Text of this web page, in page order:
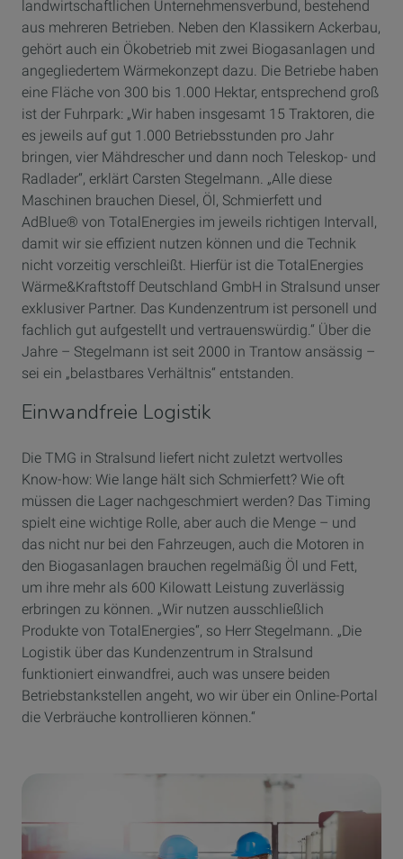
landwirtschaftlichen Unternehmensverbund, bestehend
aus mehreren Betrieben. Neben den Klassikern Ackerbau,
gehört auch ein Ökobetrieb mit zwei Biogasanlagen und
angegliedertem Wärmekonzept dazu. Die Betriebe haben
eine Fläche von 300 bis 1.000 Hektar, entsprechend groß
ist der Fuhrpark: „Wir haben insgesamt 15 Traktoren, die
es jeweils auf gut 1.000 Betriebsstunden pro Jahr
bringen, vier Mähdrescher und dann noch Teleskop- und
Radlader“, erklärt Carsten Stegelmann. „Alle diese
Maschinen brauchen Diesel, Öl, Schmierfett und
AdBlue® von TotalEnergies im jeweils richtigen Intervall,
damit wir sie effizient nutzen können und die Technik
nicht vorzeitig verschleißt. Hierfür ist die TotalEnergies
Wärme&Kraftstoff Deutschland GmbH in Stralsund unser
exklusiver Partner. Das Kundenzentrum ist personell und
fachlich gut aufgestellt und vertrauenswürdig.“ Über die
Jahre – Stegelmann ist seit 2000 in Trantow ansässig –
sei ein „belastbares Verhältnis“ entstanden.
Einwandfreie Logistik
Die TMG in Stralsund liefert nicht zuletzt wertvolles
Know-how: Wie lange hält sich Schmierfett? Wie oft
müssen die Lager nachgeschmiert werden? Das Timing
spielt eine wichtige Rolle, aber auch die Menge – und
das nicht nur bei den Fahrzeugen, auch die Motoren in
den Biogasanlagen brauchen regelmäßig Öl und Fett,
um ihre mehr als 600 Kilowatt Leistung zuverlässig
erbringen zu können. „Wir nutzen ausschließlich
Produkte von TotalEnergies“, so Herr Stegelmann. „Die
Logistik über das Kundenzentrum in Stralsund
funktioniert einwandfrei, auch was unsere beiden
Betriebstankstellen angeht, wo wir über ein Online-Portal
die Verbräuche kontrollieren können.“